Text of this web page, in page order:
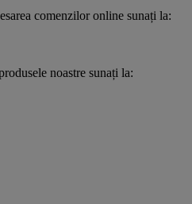
comenzilor online sunați la:
noastre sunați la: